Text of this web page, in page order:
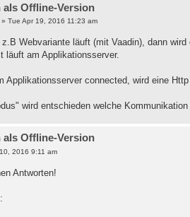
als Offline-Version
» Tue Apr 19, 2016 11:23 am
Webvariante läuft (mit Vaadin), dann
läuft am Applikationsserver.
Applikationsserver connected, wird eine
wird entschieden welche
als Offline-Version
2016 9:11 am
Antworten!